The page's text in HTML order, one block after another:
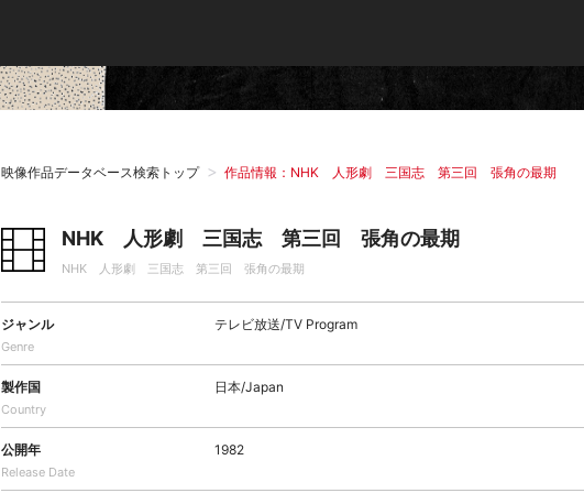
映像作品データベース検索トップ 作品情報：NHK 人形劇 三国志 第三回 張角の最期
NHK 人形劇 三国志 第三回 張角の最期
NHK 人形劇 三国志 第三回 張角の最期
ジャンル
Genre
テレビ放送/TV Program
製作国
Country
日本/Japan
公開年
Release Date
1982